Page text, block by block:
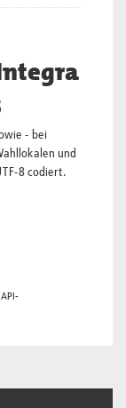
- bei
und
8 codiert.
API-